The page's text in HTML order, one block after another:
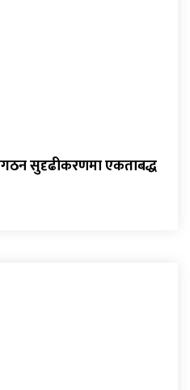
सुदृढीकरणमा एकताबद्ध